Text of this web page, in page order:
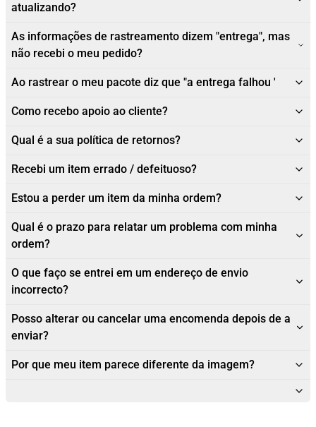
atualizando?
As informações de rastreamento dizem "entrega", mas
não recebi o meu pedido?
Ao rastrear o meu pacote diz que "a entrega falhou '
Como recebo apoio ao cliente?
Qual é a sua política de retornos?
Recebi um item errado / defeituoso?
Estou a perder um item da minha ordem?
Qual é o prazo para relatar um problema com minha
ordem?
O que faço se entrei em um endereço de envio
incorrecto?
Posso alterar ou cancelar uma encomenda depois de a
enviar?
Por que meu item parece diferente da imagem?